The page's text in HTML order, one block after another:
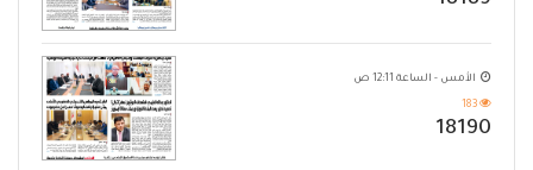
الأمس - الساعة 12:11 ص
183
18190